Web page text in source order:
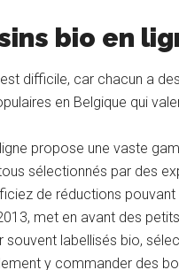
bio en
difficile, car chacun a
en Belgique qui
propose une vaste
sélectionnés par des
de réductions pouvant
met en avant des
labellisés bio,
y commander des